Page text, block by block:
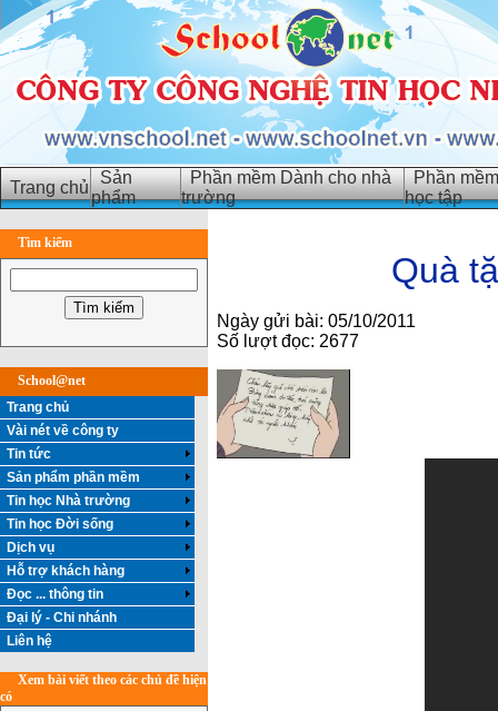
Trang chủ
Sản
phẩm
Phần mềm Dành cho nhà
trường
Phần
học tập
Tìm kiếm
School@net
Trang chủ
Vài nét về công ty
Tin tức
Sản phẩm phần mềm
Tin học Nhà trường
Tin học Đời sống
Dịch vụ
Hỗ trợ khách hàng
Đọc ... thông tin
Đại lý - Chi nhánh
Liên hệ
Xem bài viết theo các chủ đề hiện
có
Quà
Ngày gửi bài: 05/10/2011
Số lượt đọc: 2677